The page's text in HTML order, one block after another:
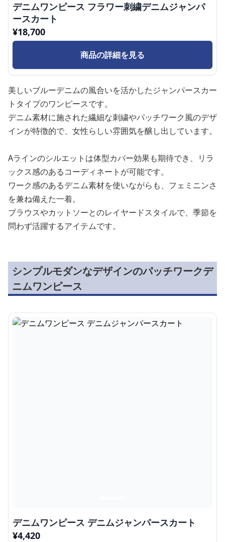
デニムワンピース フラワー刺繍デニムジャンパ
ースカート
¥18,700
商品の詳細を見る
美しいブルーデニムの風合いを活かしたジャンパースカー
トタイプのワンピースです。
デニム素材に施された繊細な刺繍やパッチワーク風のデザ
インが特徴的で、女性らしい雰囲気を醸し出しています。
Aラインのシルエットは体型カバー効果も期待でき、リラ
ックス感のあるコーディネートが可能です。
ワーク感のあるデニム素材を使いながらも、フェミニンさ
を兼ね備えた一着。
ブラウスやカットソーとのレイヤードスタイルで、季節を
問わず活躍するアイテムです。
シンプルモダンなデザインのパッチワークデ
ニムワンピース
デニムワンピース デニムジャンパースカート
¥4,420